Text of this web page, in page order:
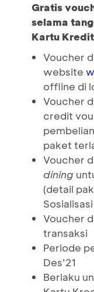
Gratis
selama
Kartu
Voucher
website
offline di
Voucher
credit
paket
Voucher
dining
(detail
Voucher
transaksi
Periode
Des’21
Berlaku